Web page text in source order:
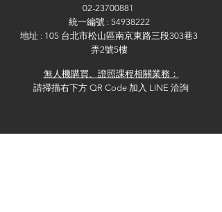
02-23700881
統一編號 : 54938222
地址 : 105 台北市松山區南京東路三段303巷3
弄2號5樓
無人機購買、證照課程相關業務：
請掃描右下方 QR Code 加入 LINE 洽詢